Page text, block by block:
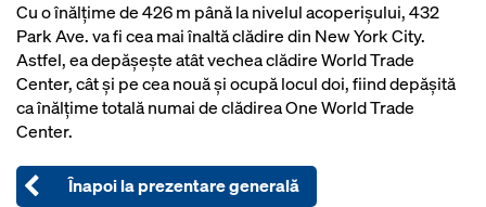
Cu o înălţime de 426 m până la nivelul acoperişului, 432
Park Ave. va fi cea mai înaltă clădire din New York City.
Astfel, ea depăşeşte atât vechea clădire World Trade
Center, cât şi pe cea nouă şi ocupă locul doi, fiind depăşită
ca înălţime totală numai de clădirea One World Trade
Center.
Înapoi la prezentare generală